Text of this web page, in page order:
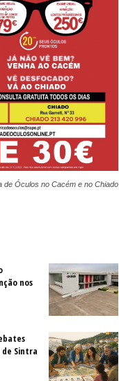
de Óculos no Cacém e no Chiado
nos
de Sintra